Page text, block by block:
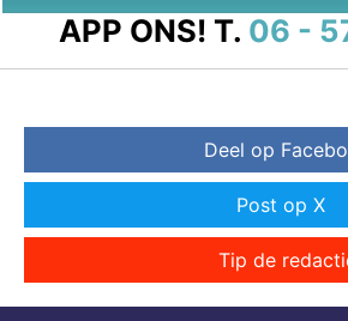
APP ONS! T. 06 -
Deel op
Post op X
Tip de